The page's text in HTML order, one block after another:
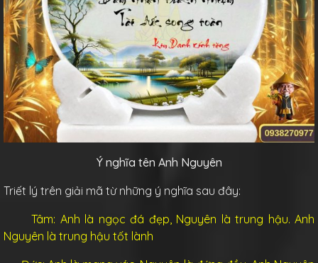
Ý nghĩa tên Anh Nguyên
Triết lý trên giải mã từ những ý nghĩa sau đây:
Tâm: Anh là ngọc đá đẹp, Nguyên là trung hậu. Anh
Nguyên là trung hậu tốt lành